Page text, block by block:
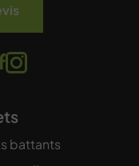
battants